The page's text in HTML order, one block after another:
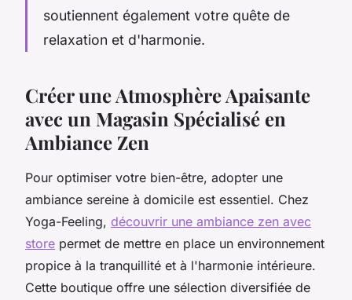
soutiennent également votre quête de
relaxation et d'harmonie.
Créer une Atmosphère Apaisante
avec un Magasin Spécialisé en
Ambiance Zen
Pour optimiser votre bien-être, adopter une
ambiance sereine à domicile est essentiel. Chez
Yoga-Feeling, découvrir une ambiance zen avec
store permet de mettre en place un environnement
propice à la tranquillité et à l'harmonie intérieure.
Cette boutique offre une sélection diversifiée de